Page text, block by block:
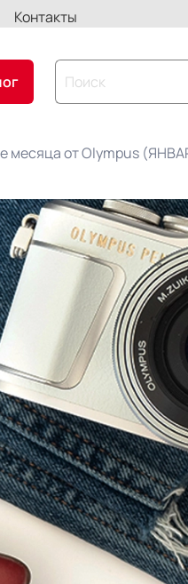
Контакты
месяца от Olympus